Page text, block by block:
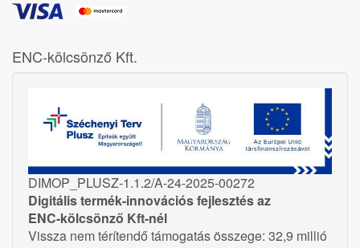
ENC-kölcsönző Kft.
DIMOP_PLUSZ-1.1.2/A-24-2025-00272
Digitális termék-innovációs fejlesztés az
ENC-kölcsönző Kft-nél
Vissza nem térítendő támogatás összege: 32,9 millió